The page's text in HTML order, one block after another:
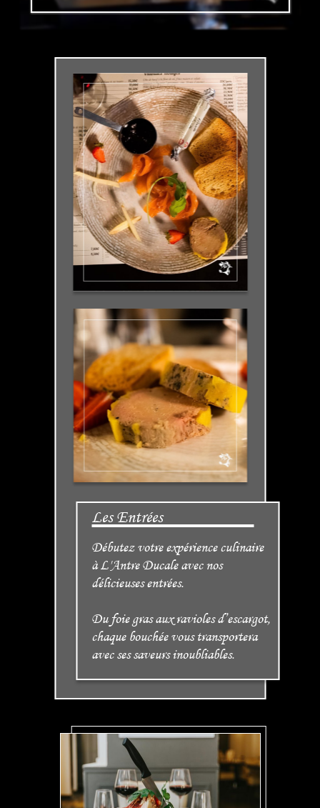
Les Entrées
Débutez votre expérience culinaire
à L'Antre Ducale avec nos
délicieuses entrées.
Du foie gras aux ravioles d’escargot,
chaque bouchée vous transportera
avec ses saveurs inoubliables.